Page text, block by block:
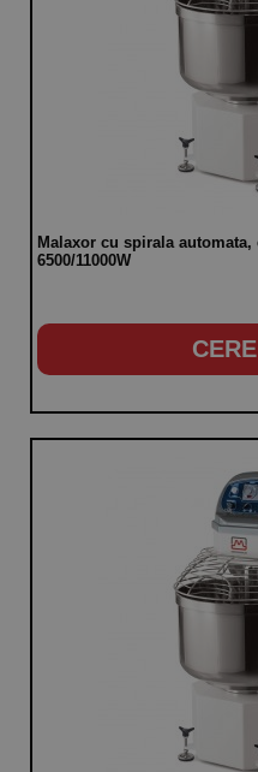
Malaxor cu spirala automata,
6500/11000W